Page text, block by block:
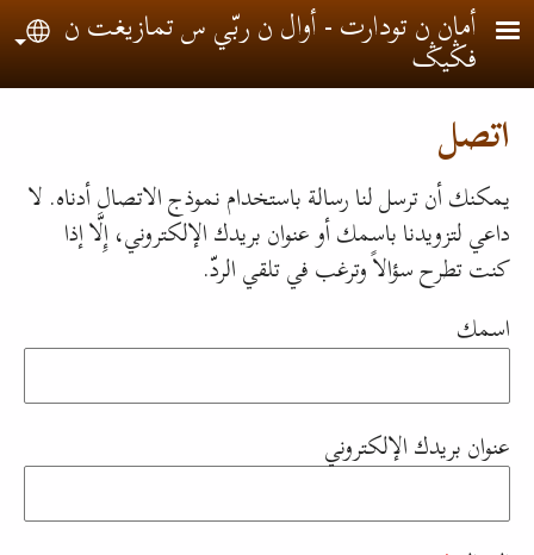
تجاوز إلى المحتوى الرئيسي
أمان ن تودارت - أوال ن ربّي س تمازيغت ن
فݣيݣ
اتصل
يمكنك أن ترسل لنا رسالة باستخدام نموذج الاتصال أدناه. لا
داعي لتزويدنا باسمك أو عنوان بريدك الإلكتروني، إِلَّا إذا
كنت تطرح سؤالاً وترغب في تلقي الردّ.
اسمك
عنوان بريدك الإلكتروني